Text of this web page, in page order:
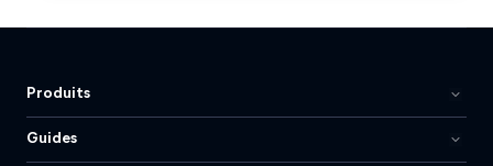
Produits
Guides